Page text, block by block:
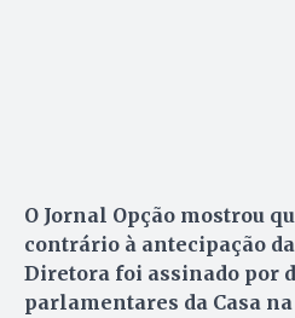
O Jornal Opção mostrou
contrário à antecipação
Diretora foi assinado por
parlamentares da Casa